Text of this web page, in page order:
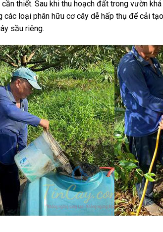
thiết. Sau khi thu hoạch đất trong vườn
loại phân hữu cơ cây dễ hấp thụ để cải
sầu riêng.